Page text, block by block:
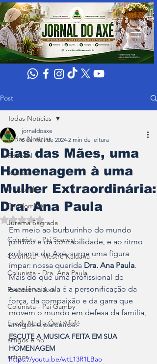
Post
Todas Notícias
Editorial
Noticias
Umbanda
Candomblé
Jurema Sagrada
Colunista - Pai Soares
Colunista - Mestre Kaluanã
Colunista - Dra. Ana Paula
Eventos no Axé
Colunista - Pai Gamby
Ekedy Nadja Ómi Afefé
artigos e no
artigos
Todas Notícias
Dias das Mães, uma
Homenagem à uma
Mulher Extraordinária:
Dra. Ana Paula
jornaldoaxe
6 de mai. de 2024 2 min de leitura
Avaliado com NaN de 5 estrelas.
Em meio ao burburinho do mundo
jurídico e da contabilidade, e ao ritmo
pulsante do Axé, surge uma figura
ímpar: nossa querida Dra. Ana Paula.
Mais do que uma profissional de
excelência, ela é a personificação da
força, da compaixão e da garra que
movem o mundo em defesa da família,
amigos e parceiros.
ESCUTE A MUSICA FEITA EM SUA
HOMENAGEM
https://youtu.be/wtL13R1LBao